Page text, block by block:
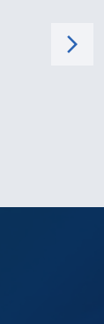
arrow_forward_ios